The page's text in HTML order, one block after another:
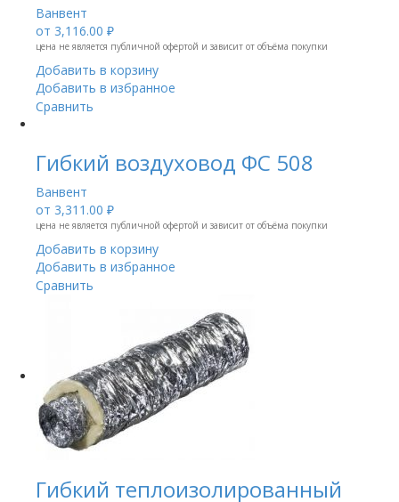
Ванвент
от 3,116.00 ₽
цена не является публичной офертой и зависит от объёма покупки
Добавить в корзину
Добавить в избранное
Сравнить
Гибкий воздуховод ФС 508
Ванвент
от 3,311.00 ₽
цена не является публичной офертой и зависит от объёма покупки
Добавить в корзину
Добавить в избранное
Сравнить
Гибкий теплоизолированный